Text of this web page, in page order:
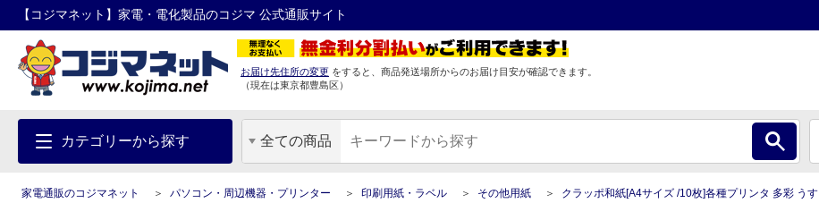
【コジマネット】家電・電化製品のコジマ 公式通販サイト
お届け先住所の変更 をすると、商品発送場所からのお届け目安が確認できます。
（現在は東京都豊島区）
カテゴリーから探す 全ての商品
家電通販のコジマネット パソコン・周辺機器・プリンター 印刷用紙・ラベル その他用紙 クラッポ和紙[A4サイズ /10枚]各種プリンタ 多彩 うすもも